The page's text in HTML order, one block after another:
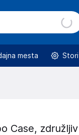
mesta
Case,